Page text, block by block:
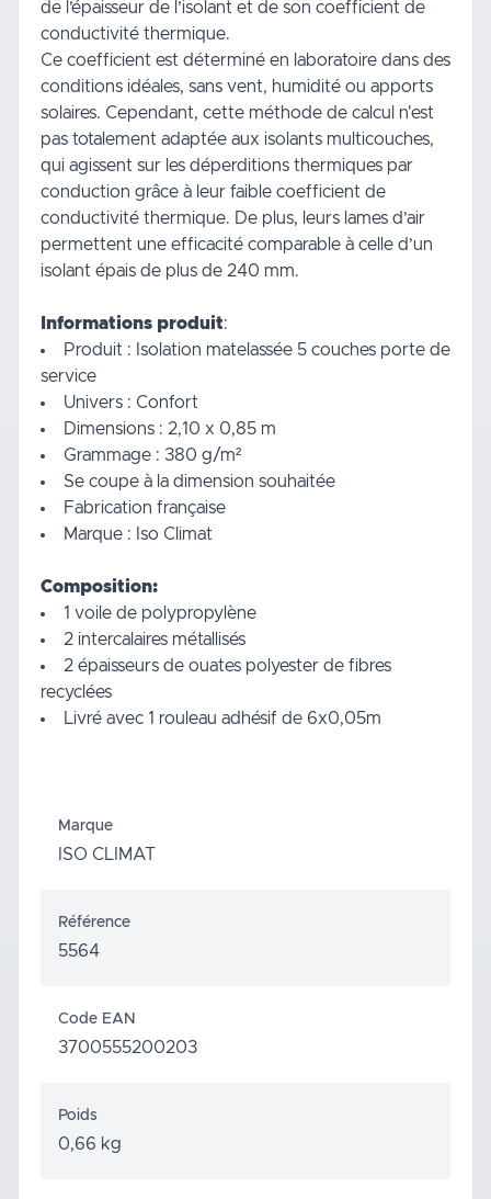
de l’épaisseur de l’isolant et de son coefficient de
conductivité thermique.
Ce coefficient est déterminé en laboratoire dans des
conditions idéales, sans vent, humidité ou apports
solaires. Cependant, cette méthode de calcul n'est
pas totalement adaptée aux isolants multicouches,
qui agissent sur les déperditions thermiques par
conduction grâce à leur faible coefficient de
conductivité thermique. De plus, leurs lames d’air
permettent une efficacité comparable à celle d’un
isolant épais de plus de 240 mm.
Informations produit:
Produit : Isolation matelassée 5 couches porte de
service
Univers : Confort
Dimensions : 2,10 x 0,85 m
Grammage : 380 g/m²
Se coupe à la dimension souhaitée
Fabrication française
Marque : Iso Climat
Composition:
1 voile de polypropylène
2 intercalaires métallisés
2 épaisseurs de ouates polyester de fibres
recyclées
Livré avec 1 rouleau adhésif de 6x0,05m
Marque
ISO CLIMAT
Référence
5564
Code EAN
3700555200203
Poids
0,66 kg